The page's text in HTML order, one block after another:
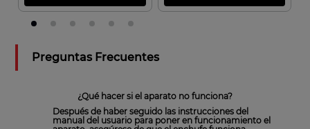
Preguntas Frecuentes
¿Qué hacer si el aparato no funciona?
Después de haber seguido las instrucciones del
manual del usuario para poner en funcionamiento el